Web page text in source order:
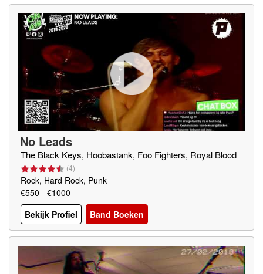
No Leads
The Black Keys, Hoobastank, Foo Fighters, Royal Blood
(4)
Rock, Hard Rock, Punk
€550 - €1000
Bekijk Profiel
Band Boeken